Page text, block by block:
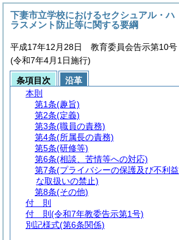
下妻市立学校におけるセクシュアル・ハ
ラスメント防止等に関する要綱
平成17年12月28日 教育委員会告示第10号
(令和7年4月1日施行)
条項目次
沿革
本則
第1条(趣旨)
第2条(定義)
第3条(職員の責務)
第4条(所属長の責務)
第5条(研修等)
第6条(相談、苦情等への対応)
第7条(プライバシーの保護及び不利益
な取扱いの禁止)
第8条(その他)
付 則
付 則 (令和7年教委告示第1号)
別記様式(第6条関係)